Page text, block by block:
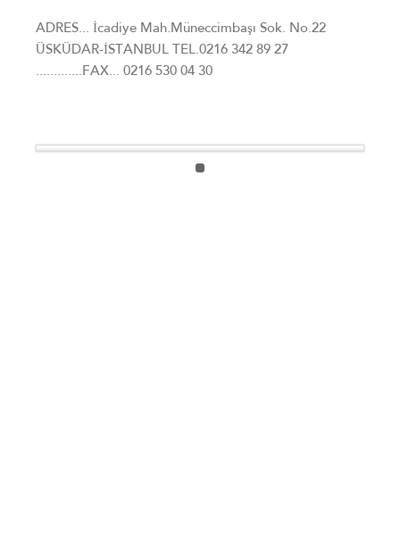
ADRES... İcadiye Mah.Müneccimbaşı Sok. No.22
ÜSKÜDAR-İSTANBUL TEL.0216 342 89 27
.............FAX... 0216 530 04 30